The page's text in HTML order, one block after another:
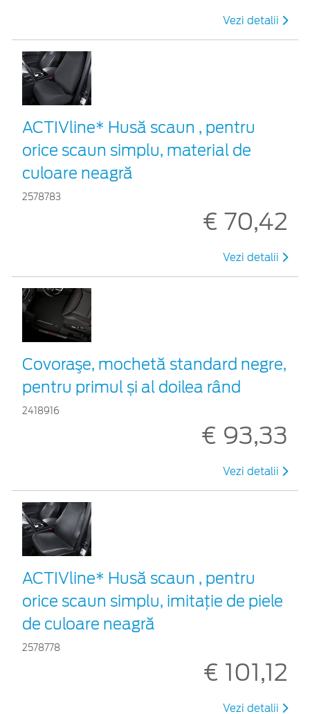
Vezi detalii
ACTIVline* Husă scaun , pentru
orice scaun simplu, material de
culoare neagră
2578783
€ 70,42
Vezi detalii
Covoraşe, mochetă standard negre,
pentru primul și al doilea rând
2418916
€ 93,33
Vezi detalii
ACTIVline* Husă scaun , pentru
orice scaun simplu, imitație de piele
de culoare neagră
2578778
€ 101,12
Vezi detalii